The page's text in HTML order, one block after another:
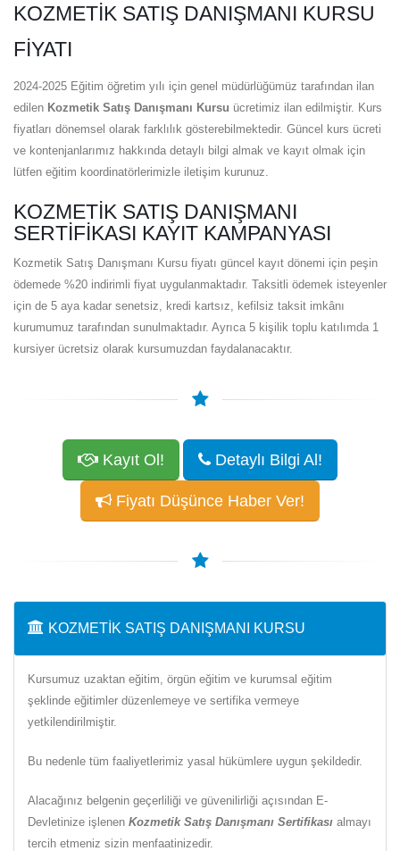
KOZMETIK SATIŞ DANIŞMANI KURSU
FIYATI
2024-2025 Eğitim öğretim yılı için genel müdürlüğümüz tarafından ilan
edilen Kozmetik Satış Danışmanı Kursu ücretimiz ilan edilmiştir. Kurs
fiyatları dönemsel olarak farklılık gösterebilmektedir. Güncel kurs ücreti
ve kontenjanlarımız hakkında detaylı bilgi almak ve kayıt olmak için
lütfen eğitim koordinatörlerimizle iletişim kurunuz.
KOZMETIK SATIŞ DANIŞMANI
SERTIFIKASI KAYIT KAMPANYASI
Kozmetik Satış Danışmanı Kursu fiyatı güncel kayıt dönemi için peşin
ödemede %20 indirimli fiyat uygulanmaktadır. Taksitli ödemek isteyenler
için de 5 aya kadar senetsiz, kredi kartsız, kefilsiz taksit imkânı
kurumumuz tarafından sunulmaktadır. Ayrıca 5 kişilik toplu katılımda 1
kursiyer ücretsiz olarak kursumuzdan faydalanacaktır.
Kayıt Ol! Detaylı Bilgi Al!
Fiyatı Düşünce Haber Ver!
KOZMETIK SATIŞ DANIŞMANI KURSU
Kursumuz uzaktan eğitim, örgün eğitim ve kurumsal eğitim
şeklinde eğitimler düzenlemeye ve sertifika vermeye
yetkilendirilmiştir.
Bu nedenle tüm faaliyetlerimiz yasal hükümlere uygun şekildedir.
Alacağınız belgenin geçerliliği ve güvenilirliği açısından E-
Devletinize işlenen Kozmetik Satış Danışmanı Sertifikası almayı
tercih etmeniz sizin menfaatinizedir.